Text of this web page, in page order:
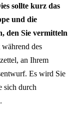
sollte kurz das
und die
den Sie vermitteln
des
an Ihrem
Es wird Sie
sich durch